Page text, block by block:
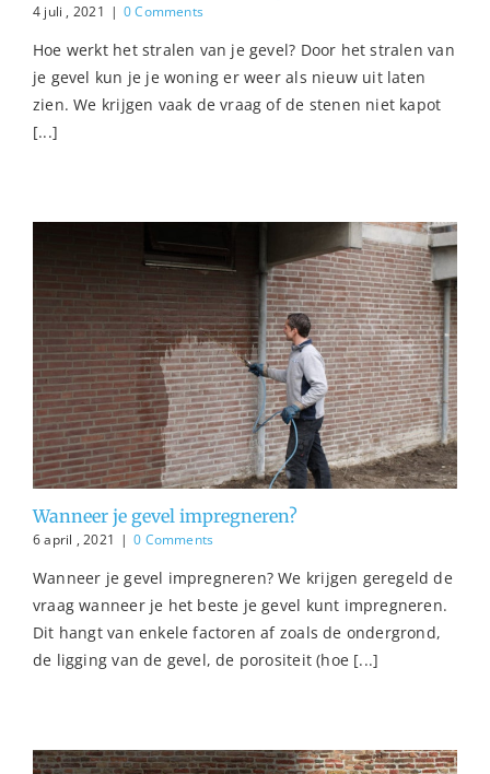
4 juli , 2021 | 0 Comments
Hoe werkt het stralen van je gevel? Door het stralen van
je gevel kun je je woning er weer als nieuw uit laten
zien. We krijgen vaak de vraag of de stenen niet kapot
[...]
Wanneer je gevel impregneren?
6 april , 2021 | 0 Comments
Wanneer je gevel impregneren? We krijgen geregeld de
vraag wanneer je het beste je gevel kunt impregneren.
Dit hangt van enkele factoren af zoals de ondergrond,
de ligging van de gevel, de porositeit (hoe [...]